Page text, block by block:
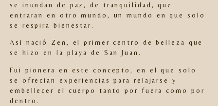
se inundan de paz, de tranquilidad, que
entraran en otro mundo, un mundo en que solo
se respira bienestar.
Así nació Zen, el primer centro de belleza que
se hizo en la playa de San Juan.
Fui pionera en este concepto, en el que solo
se ofrecían experiencias para relajarse y
embellecer el cuerpo tanto por fuera como por
dentro.